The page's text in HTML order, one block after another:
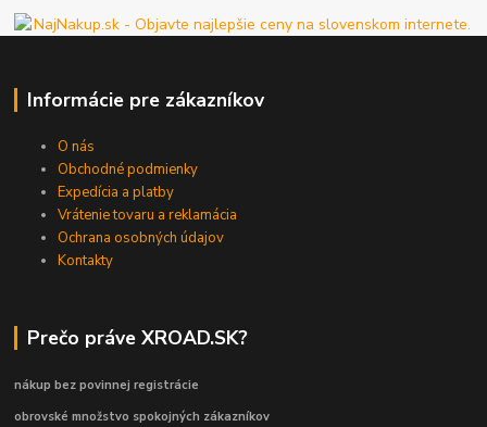
Informácie pre zákazníkov
O nás
Obchodné podmienky
Expedícia a platby
Vrátenie tovaru a reklamácia
Ochrana osobných údajov
Kontakty
Prečo práve XROAD.SK?
nákup bez povinnej registrácie
obrovské množstvo spokojných zákazníkov